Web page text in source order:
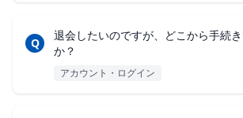
Q
退会したいのですが、どこから手続
か？
アカウント・ログイン